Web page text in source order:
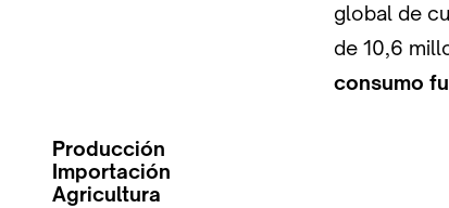
global de
de 10,6
consumo
Producción
Importación
Agricultura